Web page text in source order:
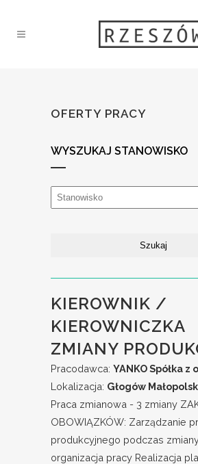
OFERTY PRACY
WYSZUKAJ STANOWISKO
KIEROWNIK /
KIEROWNICZKA
ZMIANY
Pracodawca: YANKO Spółka z
Lokalizacja: Głogów
Praca zmianowa - 3 zmiany
OBOWIĄZKÓW: Zarządzanie
produkcyjnego podczas
organizacja pracy Realizacja